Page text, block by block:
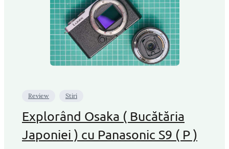
Review Stiri
Explorând Osaka ( Bucătăria
Japoniei ) cu Panasonic S9 ( P )